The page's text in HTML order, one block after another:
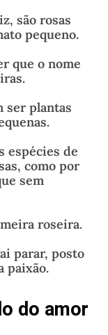
são rosas
pequeno.
que o nome
ser plantas
espécies de
como por
sem
roseira.
parar, posto
paixão.
do amor